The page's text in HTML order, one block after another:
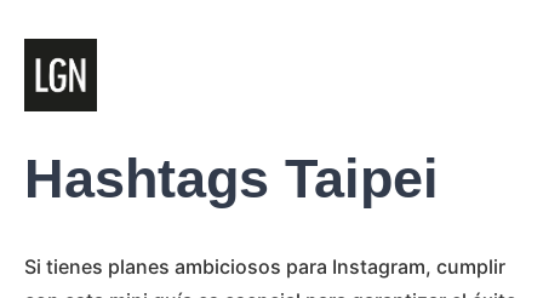
Hashtags Taipei
Si tienes planes ambiciosos para Instagram, cumplir